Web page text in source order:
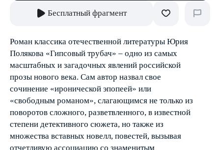
Бесплатный фрагмент
Роман классика отечественной литературы Юрия
Полякова «Гипсовый трубач» – одно из самых
масштабных и загадочных явлений российской
прозы нового века. Сам автор назвал свое
сочинение «иронической эпопеей» или
«свободным романом», слагающимся не только из
поворотов сложного, разветвленного, в известной
степени детективного сюжета, но также из
множества вставных новелл, повестей, вызывая
отчетливую ассоциацию со знаменитым